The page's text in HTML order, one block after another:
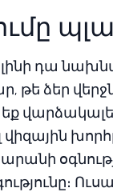
լինի դա
թե ձեր
վիզային